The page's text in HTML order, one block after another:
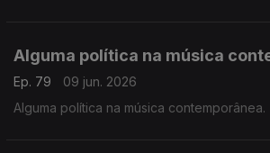
Alguma política na música
Ep. 79
09 jun. 2026
Alguma política na música contemporânea.